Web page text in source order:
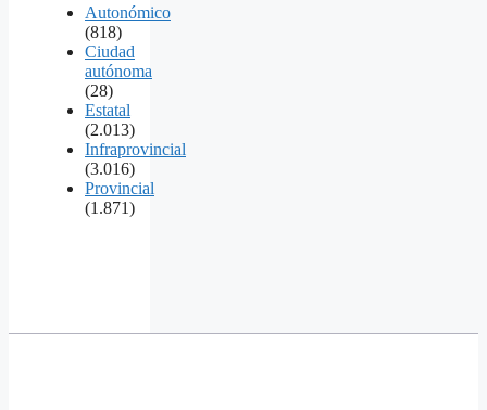
Autonómico
(818)
Ciudad
autónoma
(28)
Estatal
(2.013)
Infraprovincial
(3.016)
Provincial
(1.871)